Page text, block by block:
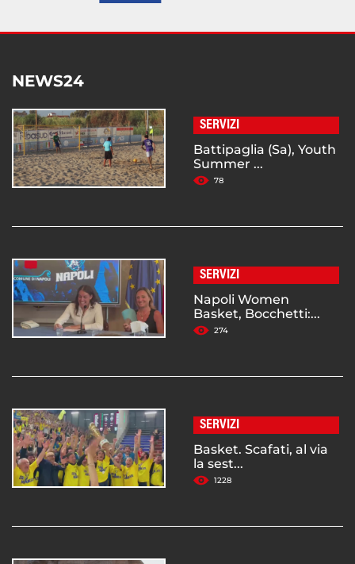
NEWS24
SERVIZI
Battipaglia (Sa), Youth
Summer ...
78
SERVIZI
Napoli Women
Basket, Bocchetti:...
274
SERVIZI
Basket. Scafati, al via
la sest...
1228